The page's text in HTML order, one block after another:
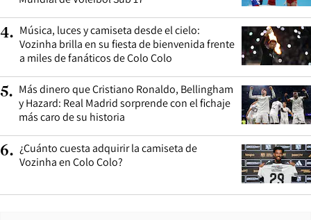
4. Música, luces y camiseta desde el cielo:
Vozinha brilla en su fiesta de bienvenida frente
a miles de fanáticos de Colo Colo
5. Más dinero que Cristiano Ronaldo, Bellingham
y Hazard: Real Madrid sorprende con el fichaje
más caro de su historia
6. ¿Cuánto cuesta adquirir la camiseta de
Vozinha en Colo Colo?